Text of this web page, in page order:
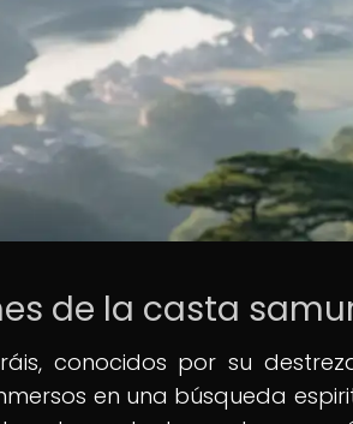
de la casta
conocidos por su
en una búsqueda